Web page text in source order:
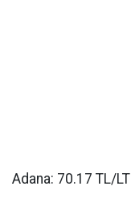
Adana: 70.17 TL/LT